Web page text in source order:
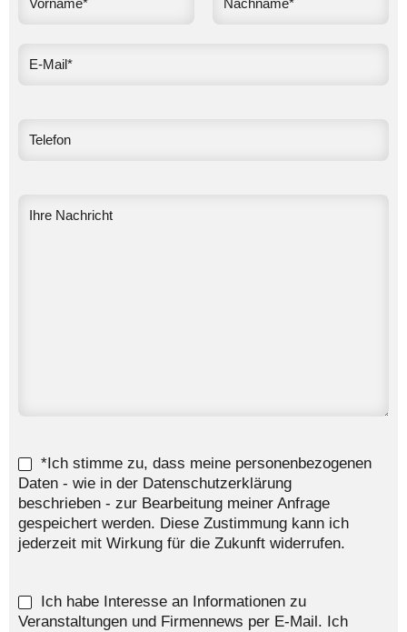
*Ich stimme zu, dass meine personenbezogenen
Daten - wie in der Datenschutzerklärung
beschrieben - zur Bearbeitung meiner Anfrage
gespeichert werden. Diese Zustimmung kann ich
jederzeit mit Wirkung für die Zukunft widerrufen.
Ich habe Interesse an Informationen zu
Veranstaltungen und Firmennews per E-Mail. Ich